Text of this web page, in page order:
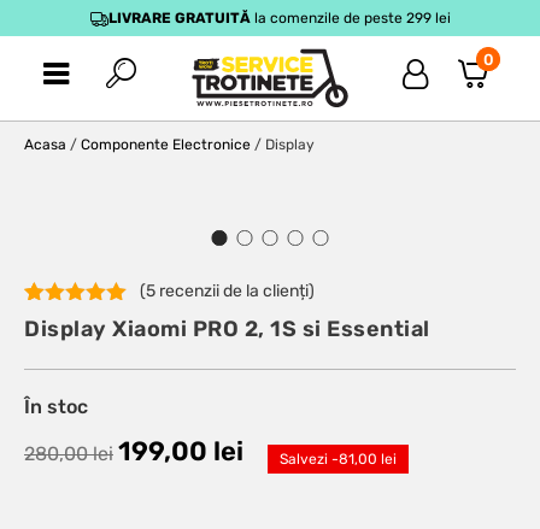
LIVRARE GRATUITĂla comenzile de peste 299 lei
0
Acasa / Componente Electronice / Display
Evaluat la
5.00din 5
5
la clienți
(5 recenzii de la clienți)
Display Xiaomi PRO 2, 1S si Essential
În stoc
280,00lei 199,00 lei Salvezi -81,00 lei